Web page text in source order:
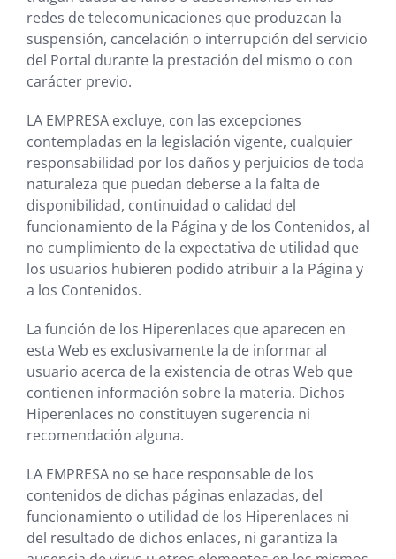
redes de telecomunicaciones que produzcan la
suspensión, cancelación o interrupción del servicio
del Portal durante la prestación del mismo o con
carácter previo.
LA EMPRESAexcluye, con las excepciones
contempladas en la legislación vigente, cualquier
responsabilidad por los daños y perjuicios de toda
naturaleza que puedan deberse a la falta de
disponibilidad, continuidad o calidad del
funcionamiento de la Página y de los Contenidos, al
no cumplimiento de la expectativa de utilidad que
los usuarios hubieren podido atribuir a la Página y
a los Contenidos.
La función de los Hiperenlaces que aparecen en
esta Web es exclusivamente la de informar al
usuario acerca de la existencia de otras Web que
contienen información sobre la materia. Dichos
Hiperenlaces no constituyen sugerencia ni
recomendación alguna.
LA EMPRESAno se hace responsable de los
contenidos de dichas páginas enlazadas, del
funcionamiento o utilidad de los Hiperenlaces ni
del resultado de dichos enlaces, ni garantiza la